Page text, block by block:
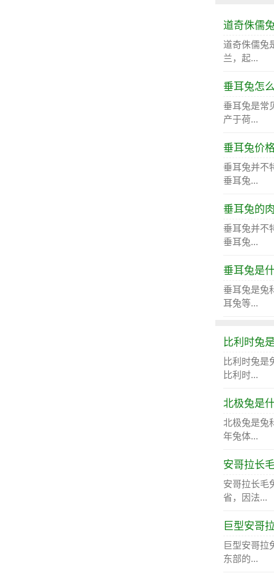
道奇侏儒
道奇侏儒兔
兰，起...
垂耳兔怎
垂耳兔是常
产于荷...
垂耳兔价
垂耳兔并不
垂耳兔...
垂耳兔的
垂耳兔并不
垂耳兔...
垂耳兔是
垂耳兔是兔
耳兔等...
比利时兔
比利时兔是
比利时...
北极兔是
北极兔是兔
年兔体...
安哥拉长
安哥拉长毛
省，因法...
巨型安哥
巨型安哥拉
东部的...